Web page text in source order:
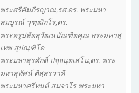
พระศรีคัมภีรญาณ,รศ.ดร. พระมหา
สมบูรณ์ วุฑฺฒิกโร,ดร.
พระครูปลัดสุวัฒนบัณฑิตคุณ พระมหาสุ
เทพ สุปณฺฑิโต
พระมหาสุรศักดิ์ ปจฺจนฺตเสโน,ดร. พระ
มหาสุทัศน์ ติสฺสรวาที
พระมหาศรีทนต์ สมจาโร พระมหา